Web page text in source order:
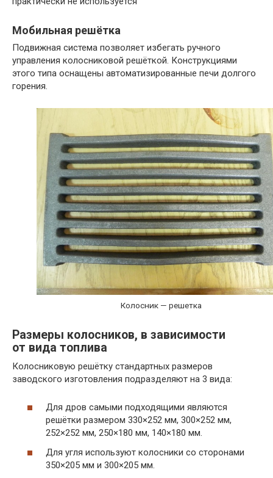
Мобильная решётка
Подвижная система позволяет избегать ручного
управления колосниковой решёткой. Конструкциями
этого типа оснащены автоматизированные печи долгого
горения.
Колосник — решетка
Размеры колосников, в зависимости
от вида топлива
Колосниковую решётку стандартных размеров
заводского изготовления подразделяют на 3 вида:
Для дров самыми подходящими являются
решётки размером 330×252 мм, 300×252 мм,
252×252 мм, 250×180 мм, 140×180 мм.
Для угля используют колосники со сторонами
350×205 мм и 300×205 мм.